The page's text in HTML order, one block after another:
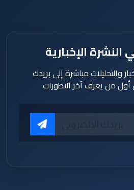
الإخبارية
والتحليلات مباشرة إلى بريدك
أول من يعرف آخر التطورات